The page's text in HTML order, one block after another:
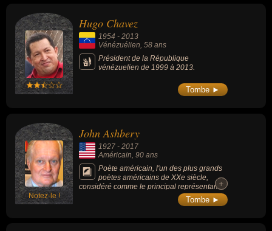
Hugo Chavez
1954 - 2013
Vénézuélien, 58 ans
Président de la République
vénézuelien de 1999 à 2013.
Tombe ►
Notez-le !
John Ashbery
1927 - 2017
Américain, 90 ans
Poète américain, l'un des plus grands
poètes américains de XXe siècle,
considéré comme le principal représentant
de la poésie de l'École de New-York. Prix
Pulitzer, auteur de textes avant-gardistes et
+
+
Tombe ►